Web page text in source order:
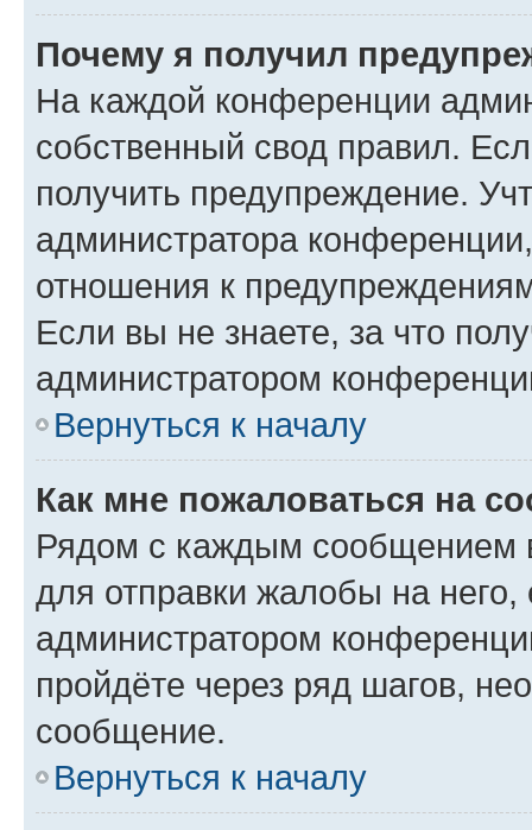
Почему я получил
На каждой конференции
собственный свод правил.
получить предупреждение.
администратора
отношения к
Если вы не знаете, за что
администратором
Вернуться к началу
Как мне пожаловаться на
Рядом с каждым сообщением
для отправки жалобы на
администратором
пройдёте через ряд шагов,
сообщение.
Вернуться к началу